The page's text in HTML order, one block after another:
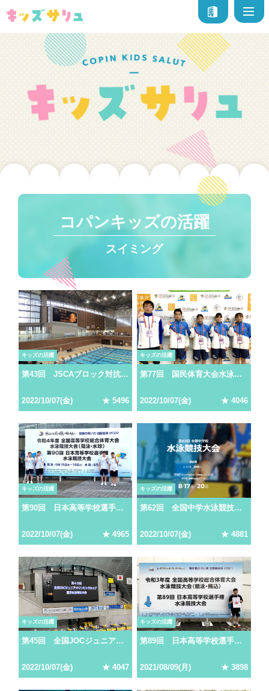
コパンキッズの活躍
スイミング
キッズの活躍
第43回 JSCAブロック対抗水泳競技大会IN高知
2022/10/07(金) ★5496
キッズの活躍
第77回 国民体育大会水泳競技大会
2022/10/07(金) ★ 4046
キッズの活躍
第90回 日本高等学校選手権水泳競技大会
2022/10/07(金) ★4965
キッズの活躍
第62回 全国中学水泳競技大会
2022/10/07(金) ★ 4881
キッズの活躍
第45回 全国JOCジュニアオリンピックカップ夏季水泳競技大会
2022/10/07(金) ★4047
キッズの活躍
第89回 日本高等学校選手権水泳競技大会
2021/08/09( 月 ) ★ 3898